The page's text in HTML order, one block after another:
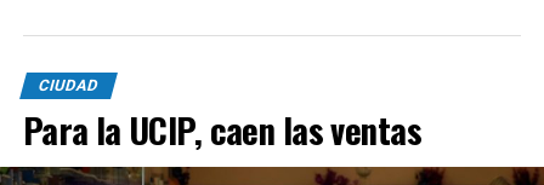
CIUDAD
Para la UCIP, caen las ventas